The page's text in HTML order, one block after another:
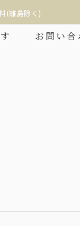
(離島除く)
お問い合